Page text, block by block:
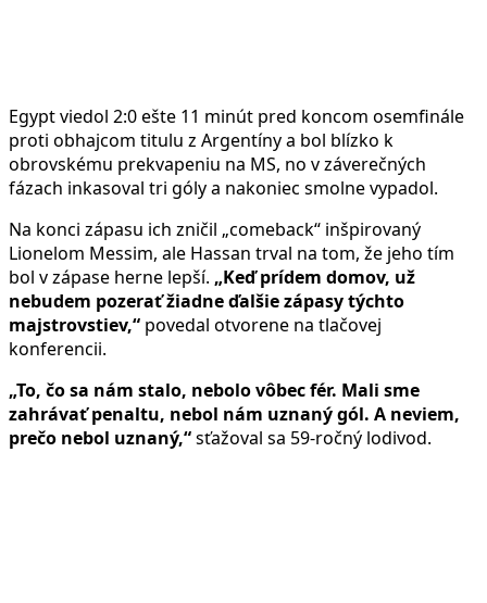
Egypt viedol 2:0 ešte 11 minút pred koncom osemfinále
proti obhajcom titulu z Argentíny a bol blízko k
obrovskému prekvapeniu na MS, no v záverečných
fázach inkasoval tri góly a nakoniec smolne vypadol.
Na konci zápasu ich zničil „comeback“ inšpirovaný
Lionelom Messim, ale Hassan trval na tom, že jeho tím
bol v zápase herne lepší. „Keď prídem domov, už
nebudem pozerať žiadne ďalšie zápasy týchto
majstrovstiev,“ povedal otvorene na tlačovej
konferencii.
„To, čo sa nám stalo, nebolo vôbec fér. Mali sme
zahrávať penaltu, nebol nám uznaný gól. A neviem,
prečo nebol uznaný,“sťažoval sa 59-ročný lodivod.